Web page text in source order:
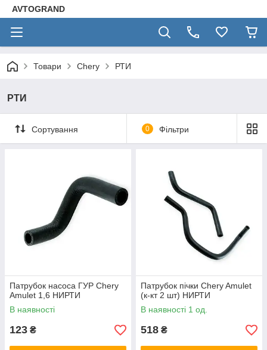
AVTOGRAND
Товари Chery РТИ
РТИ
Сортування 0 Фільтри
Патрубок насоса ГУР Chery
Amulet 1,6 НИРТИ
В наявності
123 ₴
Патрубок пічки Chery Amulet
(к-кт 2 шт) НИРТИ
В наявності 1 од.
518 ₴